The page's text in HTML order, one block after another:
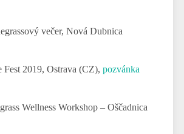
večer, Nová Dubnica
Fest 2019, Ostrava (CZ), pozvánka
Wellness Workshop – Oščadnica